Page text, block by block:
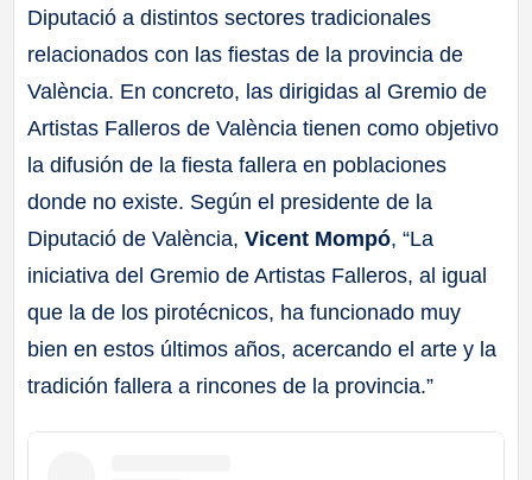
Diputació a distintos sectores tradicionales
relacionados con las fiestas de la provincia de
València. En concreto, las dirigidas al Gremio de
Artistas Falleros de València tienen como objetivo
la difusión de la fiesta fallera en poblaciones
donde no existe. Según el presidente de la
Diputació de València,Vicent Mompó, “La
iniciativa del Gremio de Artistas Falleros, al igual
que la de los pirotécnicos, ha funcionado muy
bien en estos últimos años, acercando el arte y la
tradición fallera a rincones de la provincia.”